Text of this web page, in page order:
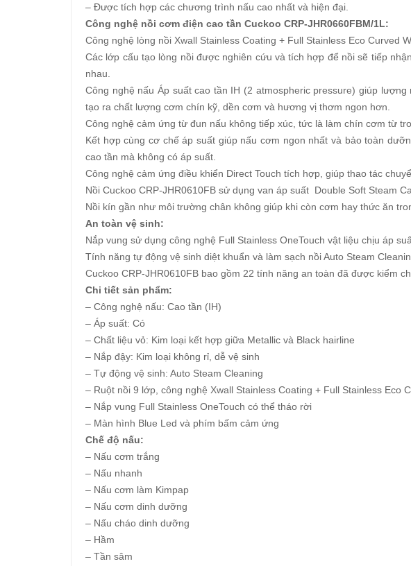
– Được tích hợp các chương trình nấu cao nhất và hiện đại.
Công nghệ nồi cơm điện cao tần Cuckoo CRP-JHR0660FBM/1L:
Công nghệ lòng nồi Xwall Stainless Coating + Full Stainless Eco Curved
Các lớp cấu tạo lòng nồi được nghiên cứu và tích hợp để nồi sẽ tiếp
nhau.
Công nghệ nấu Áp suất cao tần IH (2 atmospheric pressure) giúp
tạo ra chất lượng cơm chín kỹ, dền cơm và hương vị thơm ngon hơn.
Công nghệ cảm ứng từ đun nấu không tiếp xúc, tức là làm chín cơm từ
Kết hợp cùng cơ chế áp suất giúp nấu cơm ngon nhất và bảo toàn
cao tần mà không có áp suất.
Công nghệ cảm ứng điều khiển Direct Touch tích hợp, giúp thao tác
Nồi Cuckoo CRP-JHR0610FB sử dụng van áp suất Double Soft Steam
Nồi kín gần như môi trường chân không giúp khi còn cơm hay thức ăn
An toàn vệ sinh:
Nắp vung sử dụng công nghệ Full Stainless OneTouch vật liệu chịu áp
Tính năng tự động vệ sinh diệt khuẩn và làm sạch nồi Auto Steam
Cuckoo CRP-JHR0610FB bao gồm 22 tính năng an toàn đã được kiểm
Chi tiết sản phẩm:
– Công nghệ nấu: Cao tần (IH)
– Áp suất: Có
– Chất liệu vỏ: Kim loại kết hợp giữa Metallic và Black hairline
– Nắp đậy: Kim loại không rỉ, dễ vệ sinh
– Tự động vệ sinh: Auto Steam Cleaning
– Ruột nồi 9 lớp, công nghệ Xwall Stainless Coating + Full Stainless Eco
– Nắp vung Full Stainless OneTouch có thể tháo rời
– Màn hình Blue Led và phím bấm cảm ứng
Chế độ nấu:
– Nấu cơm trắng
– Nấu nhanh
– Nấu cơm làm Kimpap
– Nấu cơm dinh dưỡng
– Nấu cháo dinh dưỡng
– Hầm
– Tần sâm